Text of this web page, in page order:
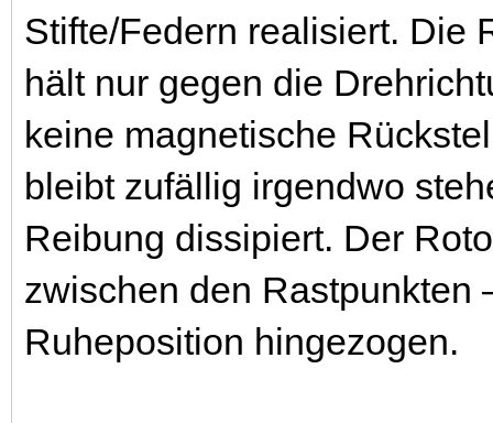
Stifte/Federn realisiert.
hält nur gegen die
keine magnetische
bleibt zufällig irgendwo
Reibung dissipiert. Der
zwischen den
Ruheposition hingezogen.